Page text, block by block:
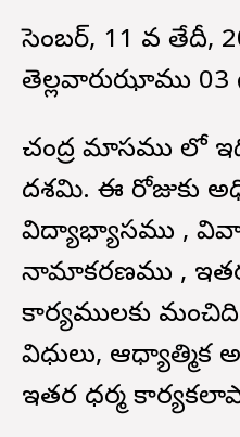
డిసెంబర్, 11 వ తేదీ,
తెల్లవారుఝాము 03
చంద్ర మాసము లో ఇది
దశమి. ఈ రోజుకు
విద్యాభ్యాసము ,
నామాకరణము , ఇతర
కార్యములకు
విధులు,
ఇతర ధర్మ